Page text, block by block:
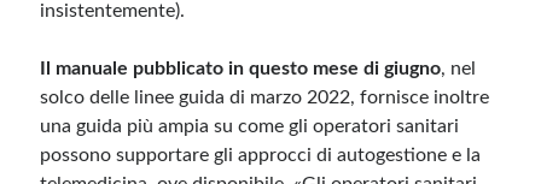
insistentemente).
Il manuale pubblicato in questo mese di giugno, nel
solco delle linee guida di marzo 2022, fornisce inoltre
una guida più ampia su come gli operatori sanitari
possono supportare gli approcci di autogestione e la